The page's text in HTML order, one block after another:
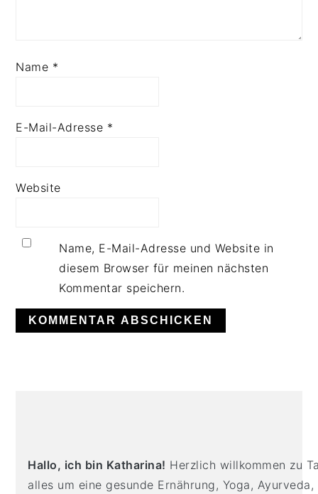
Name *
E-Mail-Adresse *
Website
Name, E-Mail-Adresse und Website in
diesem Browser für meinen nächsten
Kommentar speichern.
Hallo, ich bin Katharina! Herzlich willkommen zu
alles um eine gesunde Ernährung, Yoga,